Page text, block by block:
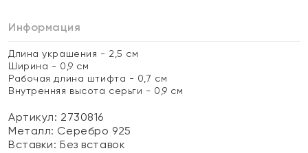
Информация
Длина украшения - 2,5 см
Ширина - 0,9 см
Рабочая длина штифта - 0,7 см
Внутренняя высота серьги - 0,9 см
Артикул: 2730816
Металл: Серебро 925
Вставки:Без вставок